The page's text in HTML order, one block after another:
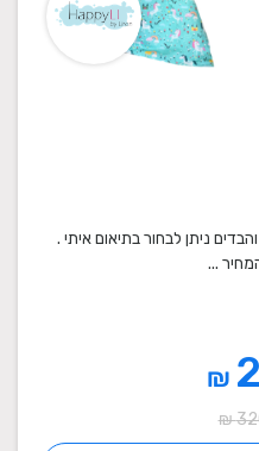
ניתן לבחור בתיאום איתי .
...
₪